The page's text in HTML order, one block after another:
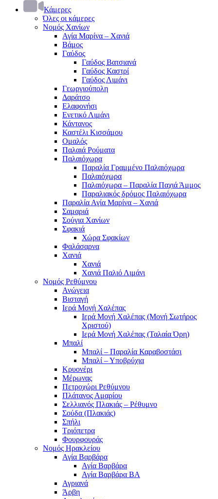
Κάμερες
Όλες οι κάμερες
Νομός Χανίων
Αγία Μαρίνα – Χανιά
Βάμος
Γαύδος
Γαύδος Βατσιανά
Γαύδος Καστρί
Γαύδος Λιμάνι
Γεωργιούπολη
Δαράτσο
Ελαφονήσι
Ενετικό Λιμάνι
Κάντανος
Καστέλι Κισσάμου
Ομαλός
Παλαιά Ρούματα
Παλαιόχωρα
Παραλία Γραμμένο Παλαιόχωρα
Παλαιόχωρα
Παλαιόχωρα – Παραλία Παχιά Άμμος
Παραλιακός δρόμος Παλαιόχωρα
Παραλία Αγία Μαρίνα – Χανιά
Σαμαριά
Σούγια Χανίων
Σφακιά
Χώρα Σφακίων
Φαλάσαρνα
Χανιά
Χανιά
Χανιά Παλιό Λιμάνι
Νομός Ρεθύμνου
Ανώγεια
Βισταγή
Ιερά Μονή Χαλέπας
Ιερά Μονή Χαλέπας (Μονή Σωτήρος
Χριστού)
Ιερά Μονή Χαλέπας (Ταλαία Όρη)
Μπαλί
Μπαλί – Παραλία Καραβοστάσι
Μπαλί – Υποβρύχια
Κρυονέρι
Μέρωνας
Πετροχώρι Ρεθύμνου
Πλάτανος Αμαρίου
Σελλιανός Πλακιάς – Ρέθυμνο
Σούδα (Πλακιάς)
Σπήλι
Τριόπετρα
Φουρφουράς
Νομός Ηρακλείου
Αγία Βαρβάρα
Αγία Βαρβάρα
Αγία Βαρβάρα ΒΑ
Αγριανά
Άρβη